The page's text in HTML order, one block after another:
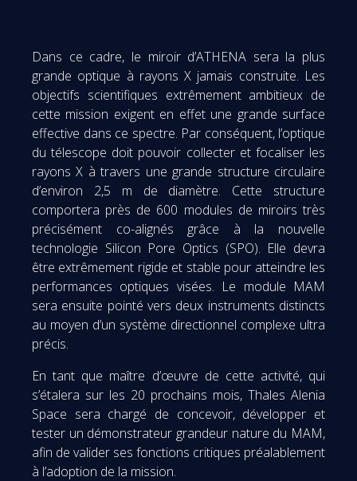
Dans ce cadre, le miroir d’ATHENA sera la plus
grande optique à rayons X jamais construite. Les
objectifs scientifiques extrêmement ambitieux de
cette mission exigent en effet une grande surface
effective dans ce spectre. Par conséquent, l’optique
du télescope doit pouvoir collecter et focaliser les
rayons X à travers une grande structure circulaire
d’environ 2,5 m de diamètre. Cette structure
comportera près de 600 modules de miroirs très
précisément co-alignés grâce à la nouvelle
technologie Silicon Pore Optics (SPO). Elle devra
être extrêmement rigide et stable pour atteindre les
performances optiques visées. Le module MAM
sera ensuite pointé vers deux instruments distincts
au moyen d’un système directionnel complexe ultra
précis.
En tant que maître d’œuvre de cette activité, qui
s’étalera sur les 20 prochains mois, Thales Alenia
Space sera chargé de concevoir, développer et
tester un démonstrateur grandeur nature du MAM,
afin de valider ses fonctions critiques préalablement
à l’adoption de la mission.